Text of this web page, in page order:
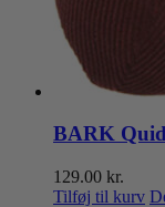
BARK
129.00 kr.
Tilføj til kurv